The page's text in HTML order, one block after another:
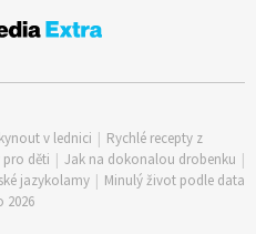
v lednici | Rychlé recepty z
děti | Jak na dokonalou drobenku |
jazykolamy | Minulý život podle data
2026